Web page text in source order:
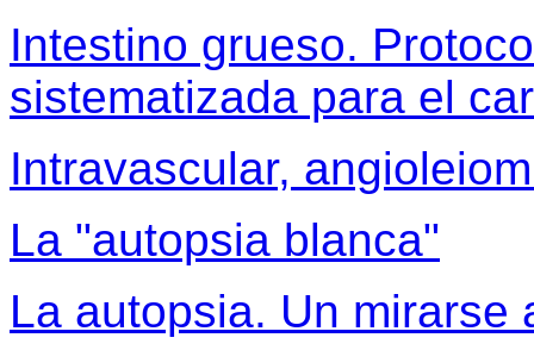
Intestino grueso.
sistematizada para el
Intravascular,
La "autopsia blanca"
La autopsia. Un mirarse